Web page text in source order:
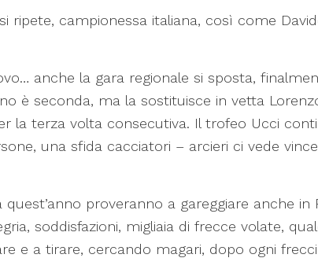
ripete, campionessa italiana, così come
anche la gara regionale si sposta,
è seconda, ma la sostituisce in vetta
la terza volta consecutiva. Il trofeo Ucci
una sfida cacciatori – arcieri ci vede
quest’anno proveranno a gareggiare anche
soddisfazioni, migliaia di frecce volate,
e a tirare, cercando magari, dopo ogni